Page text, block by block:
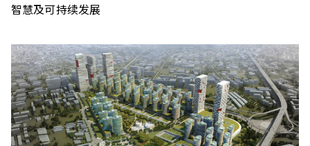
智慧及可持续发展